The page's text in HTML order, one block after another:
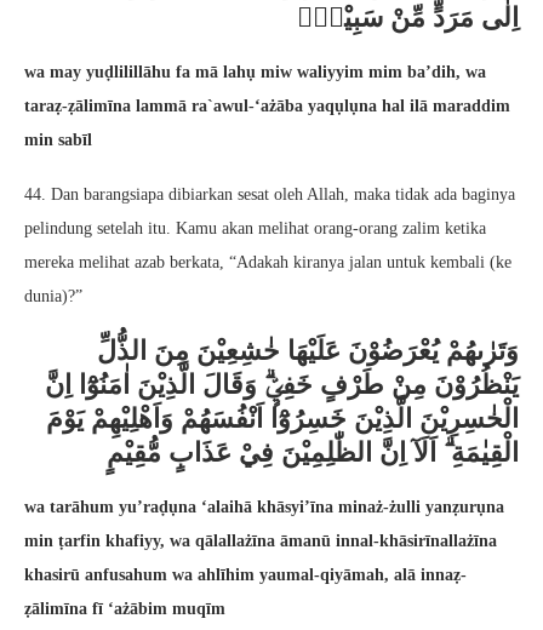
اِلٰى مَرَدٍّ مِّنْ سَبِيْلٍۚ
wa may yuḍlilillāhu fa mā lahụ miw waliyyim mim ba’dih, wa
taraẓ-ẓālimīna lammā ra`awul-‘ażāba yaqụlụna hal ilā maraddim
min sabīl
44. Dan barangsiapa dibiarkan sesat oleh Allah, maka tidak ada baginya
pelindung setelah itu. Kamu akan melihat orang-orang zalim ketika
mereka melihat azab berkata, “Adakah kiranya jalan untuk kembali (ke
dunia)?”
وَتَرٰىهُمْ يُعْرَضُوْنَ عَلَيْهَا خٰشِعِيْنَ مِنَ الذُّلِّ
يَنْظُرُوْنَ مِنْ طَرْفٍ خَفِيٍّۗ وَقَالَ الَّذِيْنَ اٰمَنُوْٓا اِنَّ
الْخٰسِرِيْنَ الَّذِيْنَ خَسِرُوْٓا اَنْفُسَهُمْ وَاَهْلِيْهِمْ يَوْمَ
الْقِيٰمَةِ ۗ اَلَآ اِنَّ الظّٰلِمِيْنَ فِيْ عَذَابٍ مُّقِيْمٍ
wa tarāhum yu’raḍụna ‘alaihā khāsyi’īna minaż-żulli yanẓurụna
min ṭarfin khafiyy, wa qālallażīna āmanū innal-khāsirīnallażīna
khasirū anfusahum wa ahlīhim yaumal-qiyāmah, alā innaẓ-
ẓālimīna fī ‘ażābim muqīm